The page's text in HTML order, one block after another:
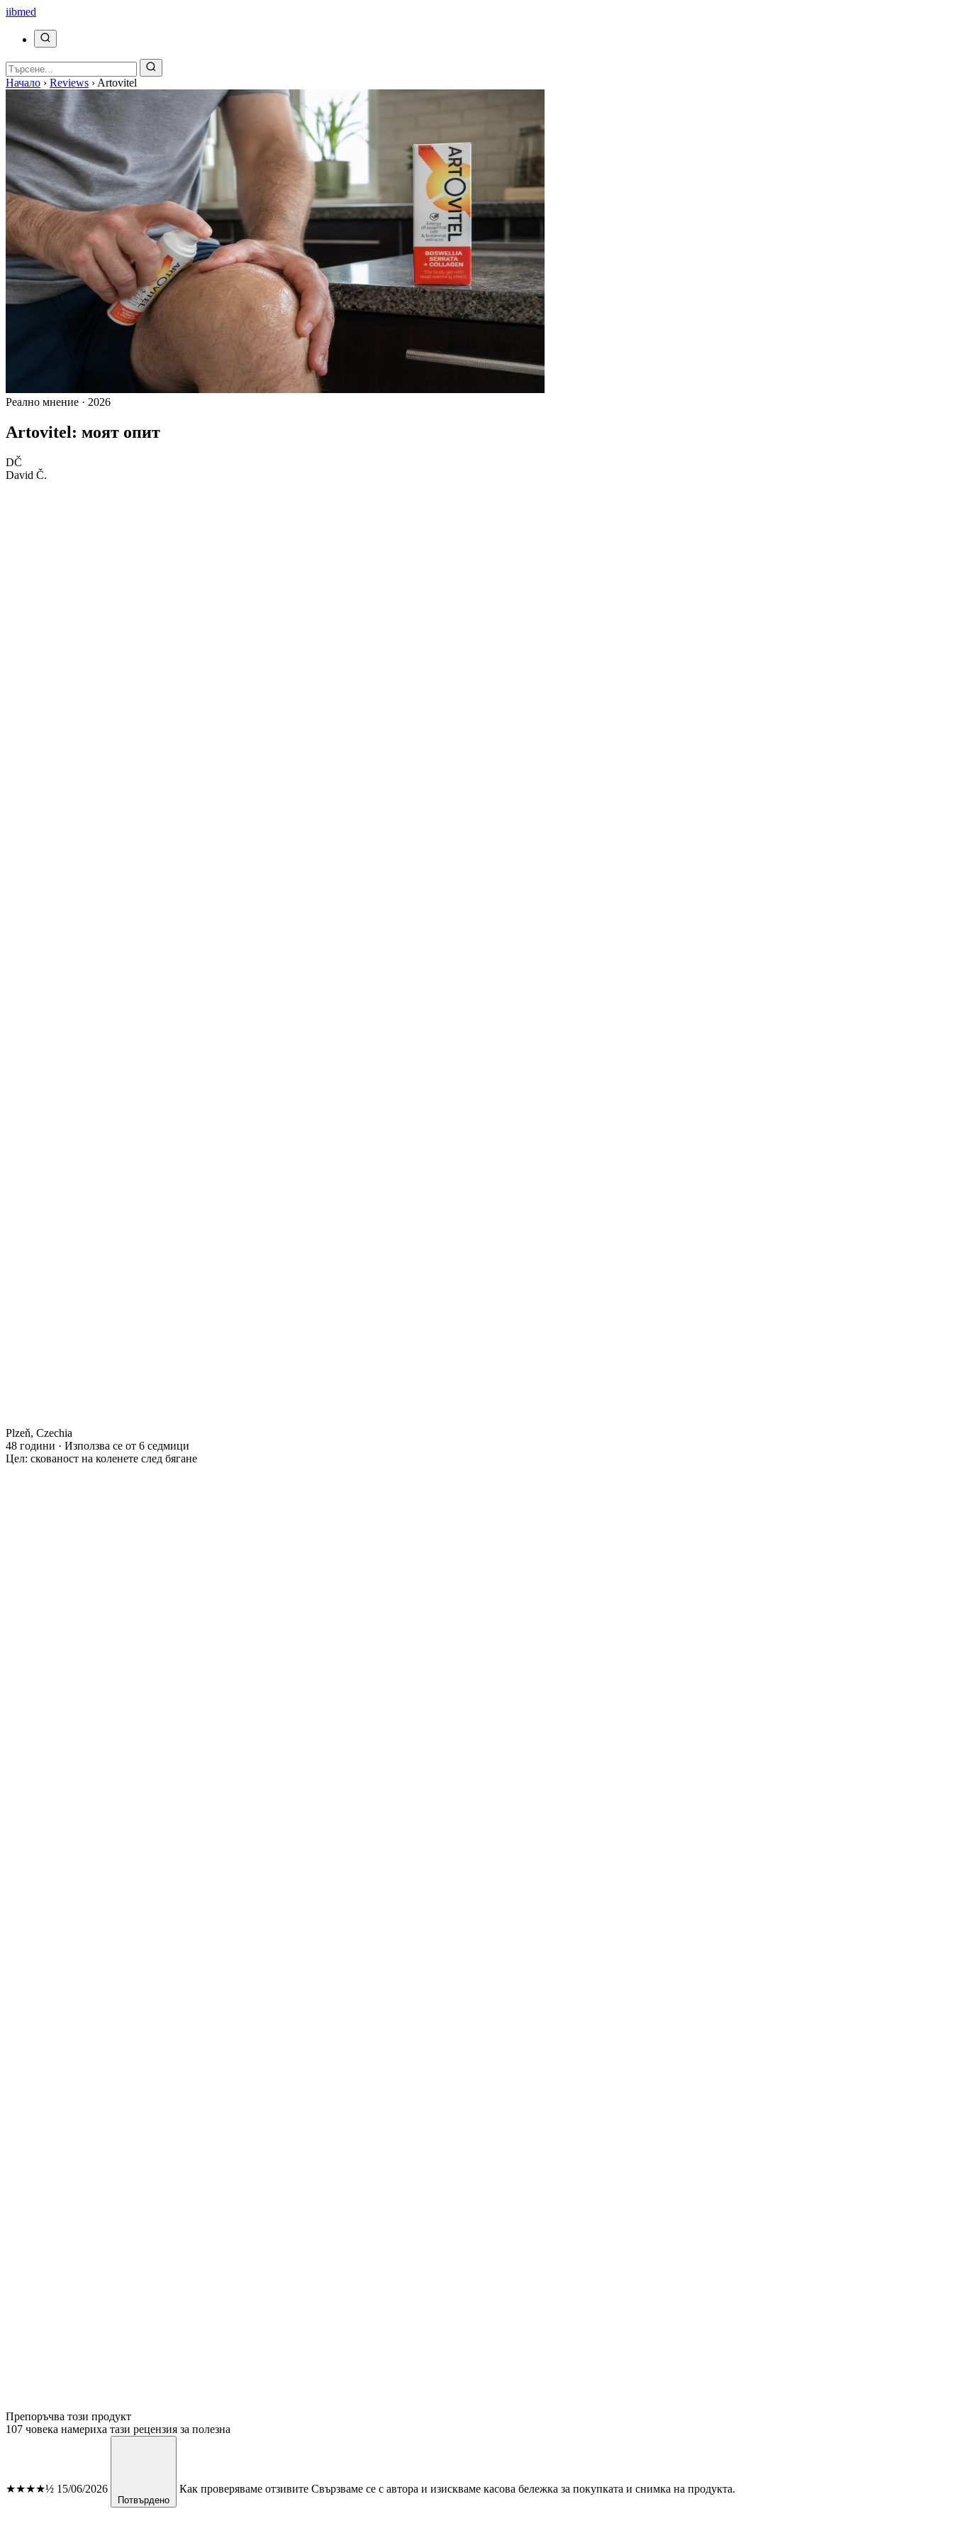
iibmed
Начало › Reviews › Artovitel
Реално мнение · 2026
Artovitel: моят опит
DČ
David Č.
Plzeň, Czechia
48 години · Използва се от 6 седмици
Цел: скованост на коленете след бягане
Препоръчва този продукт
107 човека намериха тази рецензия за полезна
★★★★½ 15/06/2026
Потвърдено
Как проверяваме отзивите Свързваме се с автора и изискваме касова бележка за покупката и снимка на продукта.